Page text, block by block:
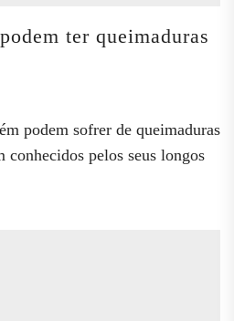
ter queimaduras
podem sofrer de queimaduras
conhecidos pelos seus longos